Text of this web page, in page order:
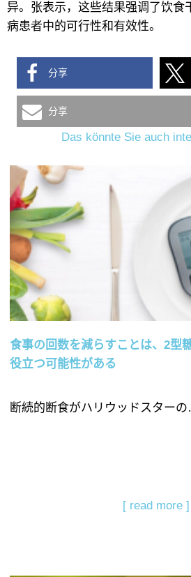
异。张表示，这些结果强调了饮食
病患者中的可行性和有效性。
分享
分享
Das könnte Sie auch
食事の回数を減らすことは、2型
役立つ可能性がある
断続的断食がハリウッドスター
[ read more ]